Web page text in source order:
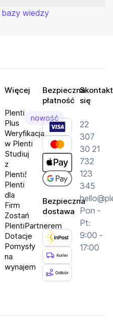
bazy wiedzy
Więcej
Plenti
Plus
nowość
Weryfikacja
w Plenti
Studiuj
z
Plenti!
Plenti
dla
Firm
Zostań
PlentiPartnerem
Dotacje
Pomysły
na
wynajem
Bezpieczna
płatność
Bezpieczna
dostawa
się
22
307
30 21
732
123
345
Pon -
Pt:
9:00 -
17:00